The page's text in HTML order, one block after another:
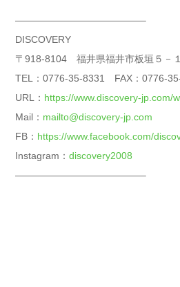
—————————————–
DISCOVERY
〒918-8104 福井県福井市板垣５－
TEL：0776-35-8331 FAX：0776-
URL： https://www.discovery-jp.com/
Mail： mailto@discovery-jp.com
FB： https://www.facebook.com/
Instagram： discovery2008
—————————————–